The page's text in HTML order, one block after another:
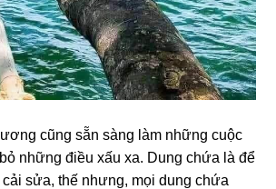
cũng sẵn sàng làm những cuộc
những điều xấu xa. Dung chứa là để
sửa, thế nhưng, mọi dung chứa